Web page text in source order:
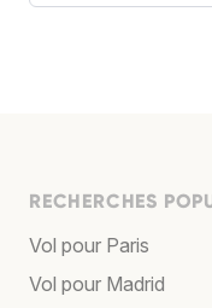
RECHERCHES
Vol pour Paris
Vol pour Madrid